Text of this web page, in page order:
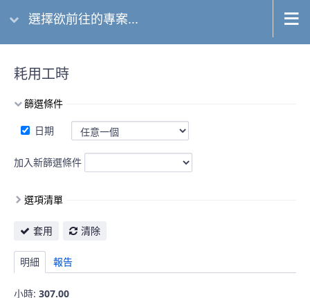
選擇欲前往的專案...
耗用工時
篩選條件
日期
加入新篩選條件
選項清單
套用 清除
明細 報告
小時: 307.00